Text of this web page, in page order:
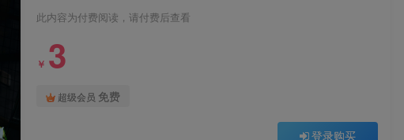
此内容为付费阅读，请付费后查看
￥ 3
超级会员 免费
登录购买